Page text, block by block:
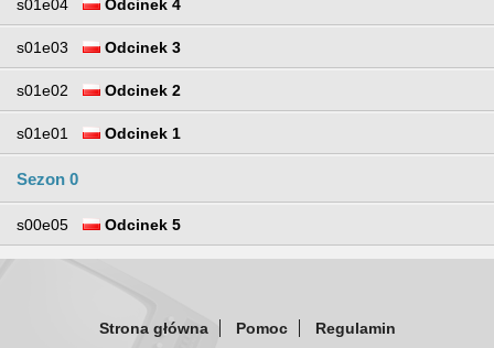
s01e04 Odcinek 4
s01e03 Odcinek 3
s01e02 Odcinek 2
s01e01 Odcinek 1
Sezon 0
s00e05 Odcinek 5
Strona główna Pomoc Regulamin